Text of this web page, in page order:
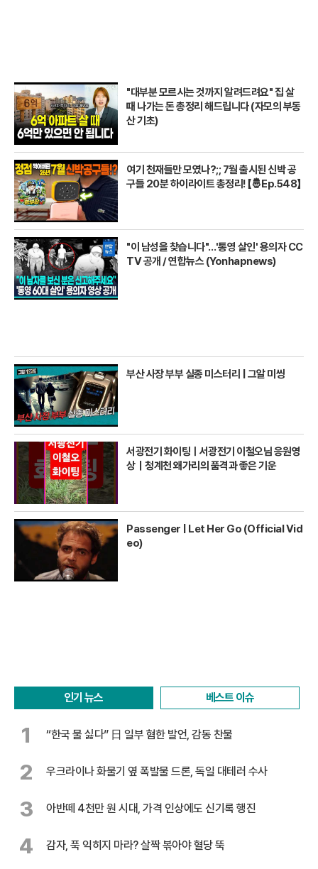
"대부분 모르시는 것까지 알려드려요" 집 살
때 나가는 돈 총정리 해드립니다 (자모의 부동
산 기초)
여기 천재들만 모였나?;; 7월 출시된 신박 공
구들 20분 하이라이트 총정리! 【🤴Ep.548】
"이 남성을 찾습니다"…'통영 살인' 용의자 CC
TV 공개 / 연합뉴스 (Yonhapnews)
부산 사장 부부 실종 미스터리 | 그알 미씽
서광전기 화이팅ㅣ서광전기 이철오님 응원영
상｜청계천 왜가리의 품격과 좋은 기운
Passenger | Let Her Go (Official Vid
eo)
인기 뉴스 베스트 이슈
1 “한국 물 싫다” 日 일부 혐한 발언, 감동 찬물
2 우크라이나 화물기 옆 폭발물 드론, 독일 대테러 수사
3 아반떼 4천만 원 시대, 가격 인상에도 신기록 행진
4 감자, 푹 익히지 마라? 살짝 볶아야 혈당 뚝